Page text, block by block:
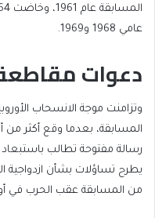
عامي 1968 و1969.
دعوات
وتزامنت موجة الانسحاب
المسابقة، بعدما وقع أكثر
رسالة مفتوحة تطالب
يطرح تساؤلات بشأن ازدواجية
من المسابقة عقب الحرب في